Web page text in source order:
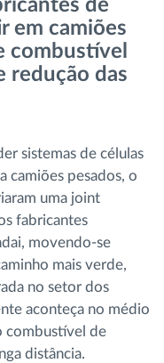
rotas
da
de
em camiões
combustível
redução das
sistemas de células
camiões pesados, o
uma joint
fabricantes
movendo-se
mais verde,
no setor dos
aconteça no médio
combustível de
distância.